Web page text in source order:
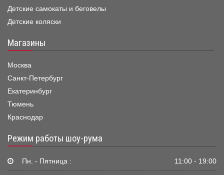
Детские самокаты и беговелы
Детские коляски
Магазины
Москва
Санкт-Петербург
Екатеринбург
Тюмень
Краснодар
Режим работы шоу-рума
Пн. - Пятница : 11:00 - 19:00